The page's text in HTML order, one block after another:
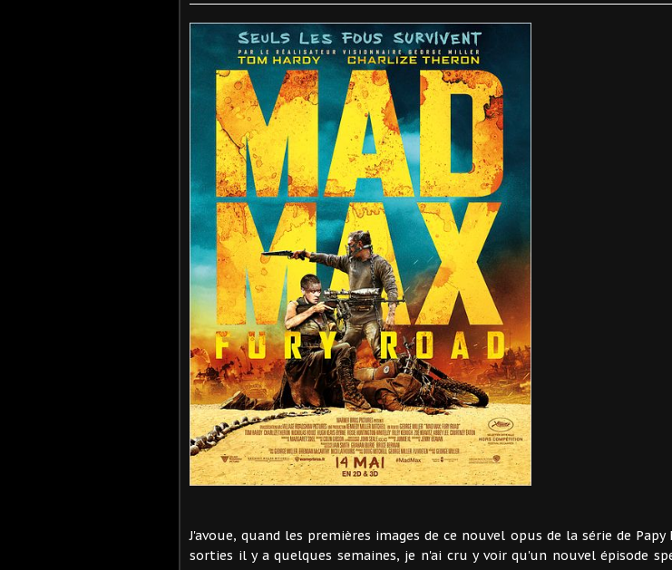
J'avoue, quand les premières images de ce nouvel opus de la série de
sorties il y a quelques semaines, je n'ai cru y voir qu'un nouvel épisode